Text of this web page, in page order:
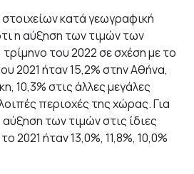
κατά γεωγραφική
η αύξηση των τιμών των
του 2022 σε σχέση με το
2021 ήταν 15,2% στην Αθήνα,
10,3% στις άλλες μεγάλες
περιοχές της χώρας. Για
των τιμών στις ίδιες
2021 ήταν 13,0%, 11,8%, 10,0%